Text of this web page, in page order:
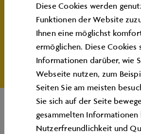
Ihren Wunschtermin für diesen
können Sie imAutostadt
eine Buchungsanfrage stellen.
Diese Cookies werden
Funktionen der Website
Ihnen eine möglichst
ermöglichen. Diese Cookies
Informationen darüber, wie
Webseite nutzen, zum
Seiten Sie am meisten
Sie sich auf der Seite
gesammelten Informationen
Nutzerfreundlichkeit und